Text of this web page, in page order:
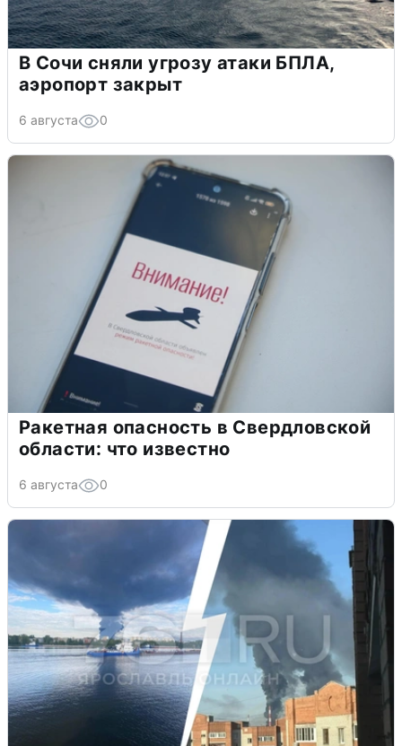
В Сочи сняли угрозу атаки БПЛА,
аэропорт закрыт
6 августа 0
Ракетная опасность в Свердловской
области: что известно
6 августа 0